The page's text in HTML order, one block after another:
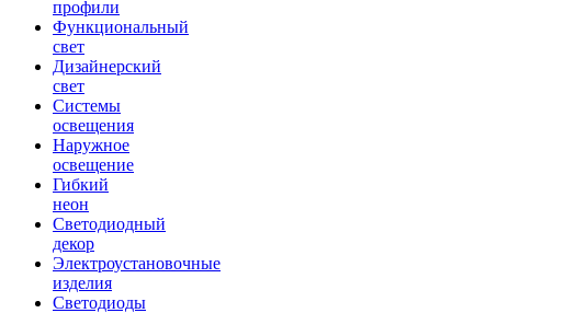
профили
Функциональный
свет
Дизайнерский
свет
Системы
освещения
Наружное
освещение
Гибкий
неон
Светодиодный
декор
Электроустановочные
изделия
Светодиоды